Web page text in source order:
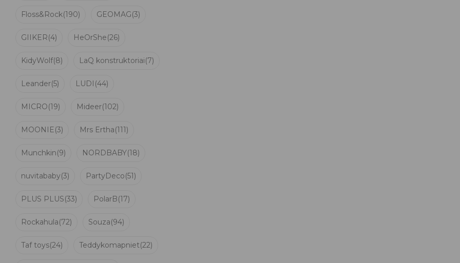
Floss&Rock(190) GEOMAG(3)
GIIKER(4) HeOrShe(26)
KidyWolf(8) LaQ konstruktoriai(7)
Leander(5) LUDI (44)
MICRO(19) Mideer(102)
MOONIE(3) Mrs Ertha(111)
Munchkin(9) NORDBABY(18)
nuvitababy(3) PartyDeco(51)
PLUS PLUS(33) PolarB(17)
Rockahula(72) Souza(94)
Taf toys(24) Teddykomapniet(22)